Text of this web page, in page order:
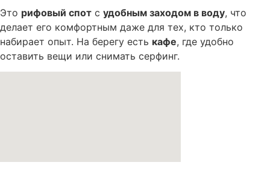
Это рифовый спот с удобным заходом в воду, что
делает его комфортным даже для тех, кто только
набирает опыт. На берегу есть кафе, где удобно
оставить вещи или снимать серфинг.